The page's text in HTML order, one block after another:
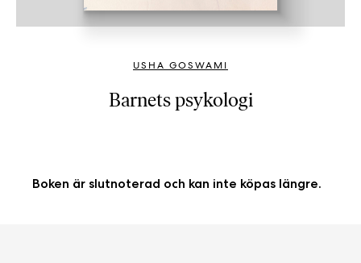
b
k
r
i
Barnets psykologi
USHA GOSWAMI
Boken är slutnoterad och kan inte köpas längre.